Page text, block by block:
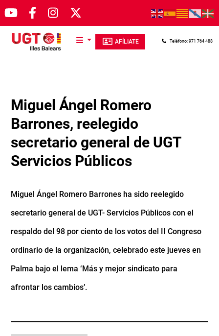
Pasar al contenido principal
AFÍLIATE Teléfono: 971 764 488
Miguel Ángel Romero
Barrones, reelegido
secretario general de UGT
Servicios Públicos
Miguel Ángel Romero Barrones ha sido reelegido
secretario general de UGT- Servicios Públicos con el
respaldo del 98 por ciento de los votos del II Congreso
ordinario de la organización, celebrado este jueves en
Palma bajo el lema ‘Más y mejor sindicato para
afrontar los cambios’.